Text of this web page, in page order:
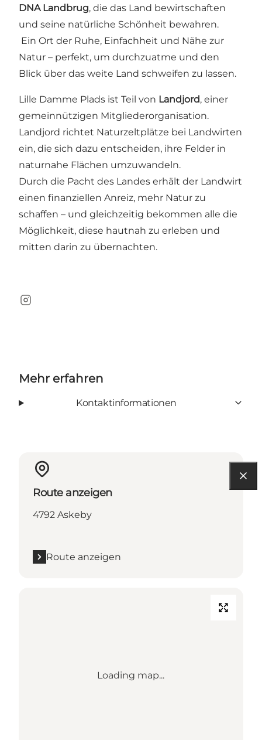
DNA Landbrug, die das Land bewirtschaften
und seine natürliche Schönheit bewahren.
Ein Ort der Ruhe, Einfachheit und Nähe zur
Natur – perfekt, um durchzuatme und den
Blick über das weite Land schweifen zu lassen.
Lille Damme Plads ist Teil von Landjord, einer
gemeinnützigen Mitgliederorganisation.
Landjord richtet Naturzeltplätze bei Landwirten
ein, die sich dazu entscheiden, ihre Felder in
naturnahe Flächen umzuwandeln.
Durch die Pacht des Landes erhält der Landwirt
einen finanziellen Anreiz, mehr Natur zu
schaffen – und gleichzeitig bekommen alle die
Möglichkeit, diese hautnah zu erleben und
mitten darin zu übernachten.
Instagram
Mehr erfahren
Kontaktinformationen
Route anzeigen
4792 Askeby
Route anzeigen
Loading map...